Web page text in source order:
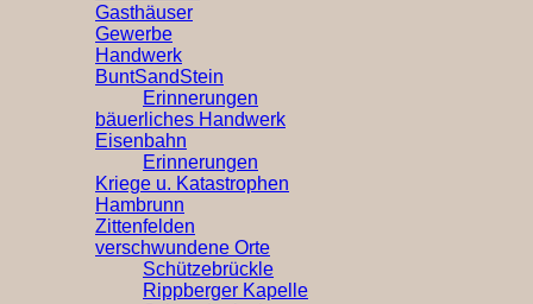
Gasthäuser
Gewerbe
Handwerk
BuntSandStein
Erinnerungen
bäuerliches Handwerk
Eisenbahn
Erinnerungen
Kriege u. Katastrophen
Hambrunn
Zittenfelden
verschwundene Orte
Schützebrückle
Rippberger Kapelle